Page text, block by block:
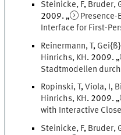
Steinicke, F, Bruder,
2009. „
Presence-
Interface for First-
Reinermann,T,
Hinrichs, KH. 2009. „
Stadtmodellen durch
Ropinski,T,Viola, I,
Hinrichs, KH. 2009. „
with Interactive
Steinicke, F, Bruder,